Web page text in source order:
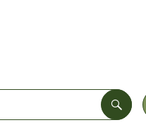
Suchen